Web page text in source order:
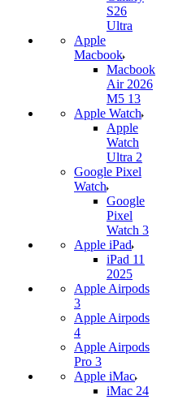
S26
Ultra
Apple
Macbook
Macbook
Air 2026
M5 13
Apple Watch
Apple
Watch
Ultra 2
Google Pixel
Watch
Google
Pixel
Watch 3
Apple iPad
iPad 11
2025
Apple Airpods
3
Apple Airpods
4
Apple Airpods
Pro 3
Apple iMac
iMac 24